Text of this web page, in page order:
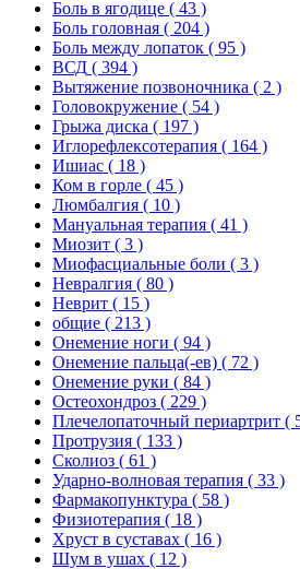
Боль в ягодице ( 43 )
Боль головная ( 204 )
Боль между лопаток ( 95 )
ВСД ( 394 )
Вытяжение позвоночника ( 2 )
Головокружение ( 54 )
Грыжа диска ( 197 )
Иглорефлексотерапия ( 164 )
Ишиас ( 18 )
Ком в горле ( 45 )
Люмбалгия ( 10 )
Мануальная терапия ( 41 )
Миозит ( 3 )
Миофасциальные боли ( 3 )
Невралгия ( 80 )
Неврит ( 15 )
общие ( 213 )
Онемение ноги ( 94 )
Онемение пальца(-ев) ( 72 )
Онемение руки ( 84 )
Остеохондроз ( 229 )
Плечелопаточный периартрит (
Протрузия ( 133 )
Сколиоз ( 61 )
Ударно-волновая терапия ( 33 )
Фармакопунктура ( 58 )
Физиотерапия ( 18 )
Хруст в суставах ( 16 )
Шум в ушах ( 12 )